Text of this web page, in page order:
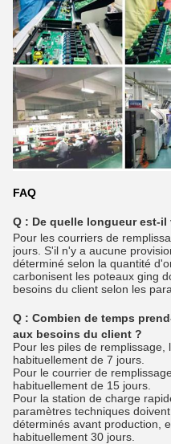
FAQ
Q : De quelle longueur est-
Pour les courriers de
jours. S'il n'y a aucune
déterminé selon la quantité
carbonisent les poteaux ging
besoins du client selon les
Q : Combien de temps
aux besoins du client ?
Pour les piles de
habituellement de 7 jours.
Pour le courrier de
habituellement de 15 jours.
Pour la station de charge
paramètres techniques
déterminés avant production,
habituellement 30 jours.